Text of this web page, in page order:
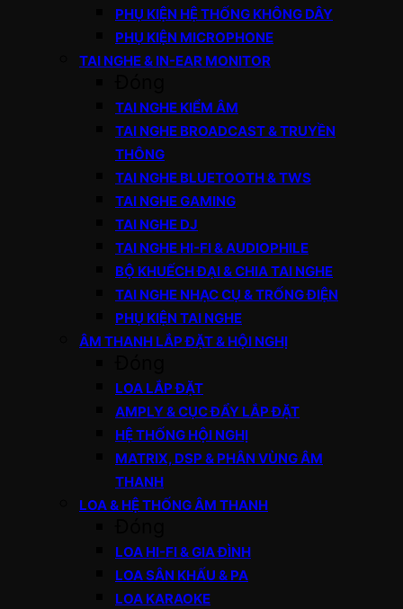
PHỤ KIỆN HỆ THỐNG KHÔNG DÂY
PHỤ KIỆN MICROPHONE
TAI NGHE & IN-EAR MONITOR
TAI NGHE KIỂM ÂM
TAI NGHE BROADCAST & TRUYỀN
THÔNG
TAI NGHE BLUETOOTH & TWS
TAI NGHE GAMING
TAI NGHE DJ
TAI NGHE HI-FI & AUDIOPHILE
BỘ KHUẾCH ĐẠI & CHIA TAI NGHE
TAI NGHE NHẠC CỤ & TRỐNG ĐIỆN
PHỤ KIỆN TAI NGHE
ÂM THANH LẮP ĐẶT & HỘI NGHỊ
LOA LẮP ĐẶT
AMPLY & CỤC ĐẨY LẮP ĐẶT
HỆ THỐNG HỘI NGHỊ
MATRIX, DSP & PHÂN VÙNG ÂM
THANH
LOA & HỆ THỐNG ÂM THANH
LOA HI-FI & GIA ĐÌNH
LOA SÂN KHẤU & PA
LOA KARAOKE